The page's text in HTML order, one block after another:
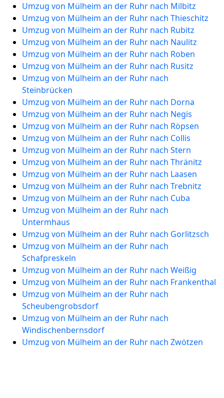
Umzug von Mülheim an der Ruhr nach Milbitz
Umzug von Mülheim an der Ruhr nach Thieschitz
Umzug von Mülheim an der Ruhr nach Rubitz
Umzug von Mülheim an der Ruhr nach Naulitz
Umzug von Mülheim an der Ruhr nach Roben
Umzug von Mülheim an der Ruhr nach Rusitz
Umzug von Mülheim an der Ruhr nach
Steinbrücken
Umzug von Mülheim an der Ruhr nach Dorna
Umzug von Mülheim an der Ruhr nach Negis
Umzug von Mülheim an der Ruhr nach Röpsen
Umzug von Mülheim an der Ruhr nach Collis
Umzug von Mülheim an der Ruhr nach Stern
Umzug von Mülheim an der Ruhr nach Thränitz
Umzug von Mülheim an der Ruhr nach Laasen
Umzug von Mülheim an der Ruhr nach Trebnitz
Umzug von Mülheim an der Ruhr nach Cuba
Umzug von Mülheim an der Ruhr nach
Untermhaus
Umzug von Mülheim an der Ruhr nach Gorlitzsch
Umzug von Mülheim an der Ruhr nach
Schafpreskeln
Umzug von Mülheim an der Ruhr nach Weißig
Umzug von Mülheim an der Ruhr nach Frankenthal
Umzug von Mülheim an der Ruhr nach
Scheubengrobsdorf
Umzug von Mülheim an der Ruhr nach
Windischenbernsdorf
Umzug von Mülheim an der Ruhr nach Zwötzen